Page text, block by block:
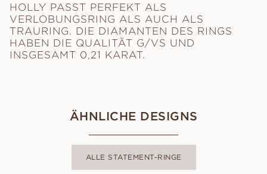
HOLLY PASST PERFEKT ALS
VERLOBUNGSRING ALS AUCH ALS
TRAURING. DIE DIAMANTEN DES RINGS
HABEN DIE QUALITÄT G/VS UND
INSGESAMT 0,21 KARAT.
ÄHNLICHE DESIGNS
ALLE STATEMENT-RINGE